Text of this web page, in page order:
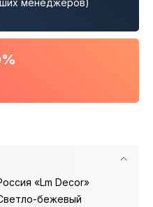
менеджеров)
«Lm Decor»
бежевый